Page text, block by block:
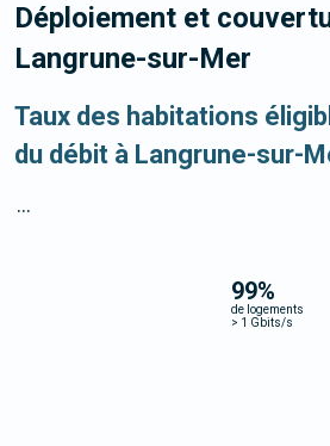
Déploiement et
Langrune-sur-Mer
Taux des habitations
du débit à Langrune-sur-
99%
de logements
> 1 Gbits/s
...